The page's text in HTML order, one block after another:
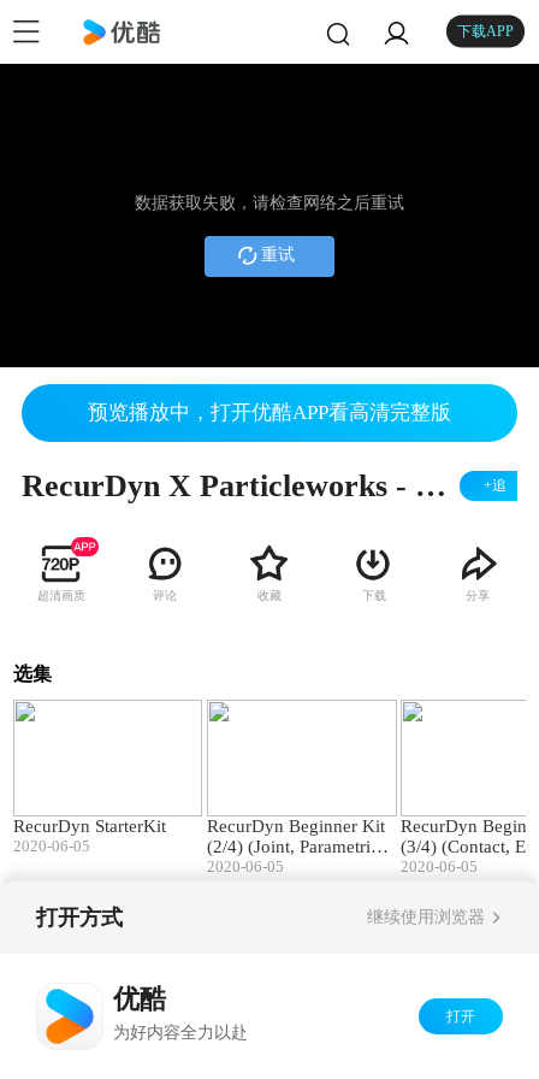
下载APP
数据获取失败，请检查网络之后重试
重试
预览播放中，打开优酷APP看高清完整版
RecurDyn X Particleworks - 转矩随温度的变化而变化 +追
超清画质 评论 收藏 下载 分享
选集
RecurDyn StarterKit
2020-06-05
RecurDyn Beginner Kit
(2/4) (Joint, Parametric V
alue/Point, Subsystem, F
2020-06-05
RecurDyn
(3/4) (Contact,
n)
2020-06-05
打开方式 继续使用浏览器
优酷
为好内容全力以赴
打开